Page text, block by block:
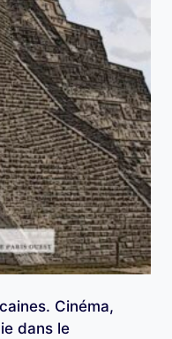
Cinéma,
dans le